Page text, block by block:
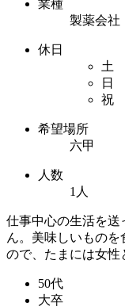
業種
製薬会社
休日
土
日
祝
希望場所
六甲
人数
1人
仕事中心の生活を送
ん。美味しいもの
ので、たまには女性
50代
大卒